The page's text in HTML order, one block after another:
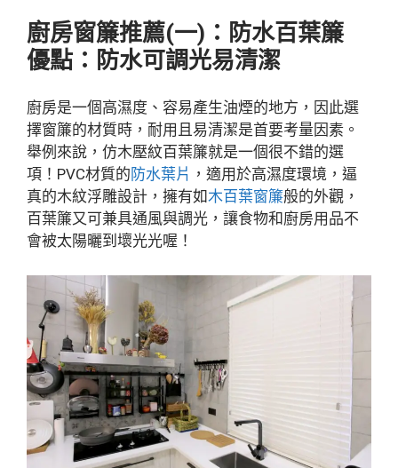
廚房窗簾推薦(一)：防水百葉簾
優點：防水可調光易清潔
廚房是一個高濕度、容易產生油煙的地方，因此選
擇窗簾的材質時，耐用且易清潔是首要考量因素。
舉例來說，仿木壓紋百葉簾就是一個很不錯的選
項！PVC材質的 防水葉片 ，適用於高濕度環境，逼
真的木紋浮雕設計，擁有如木百葉窗簾般的外觀，
百葉簾又可兼具通風與調光，讓食物和廚房用品不
會被太陽曬到壞光光喔！